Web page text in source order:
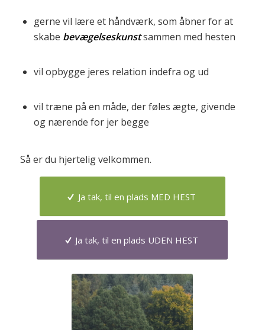
gerne vil lære et håndværk, som åbner for at
skabe bevægelseskunst sammen med hesten
vil opbygge jeres relation indefra og ud
vil træne på en måde, der føles ægte, givende
og nærende for jer begge
Så er du hjertelig velkommen.
Ja tak, til en plads MED HEST
Ja tak, til en plads UDEN HEST